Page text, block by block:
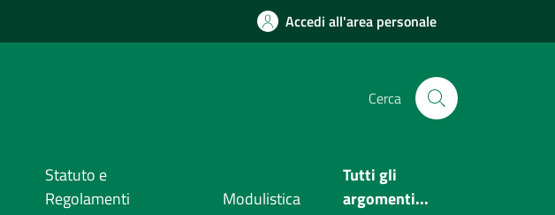
Accedi all'area personale
Cerca
Statuto e
Regolamenti
Modulistica
Tutti gli
argomenti...